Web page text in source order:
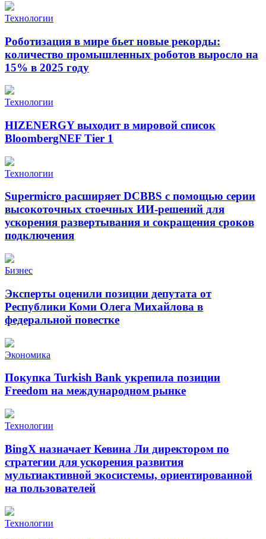
Технологии
Роботизация в мире бьет новые рекорды:
количество промышленных роботов выросло на
15% в 2025 году
Технологии
HIZENERGY выходит в мировой список
BloombergNEF Tier 1
Технологии
Supermicro расширяет DCBBS с помощью серии
высокоточных стоечных ИИ-решений для
ускорения развертывания и сокращения сроков
подключения
Бизнес
Эксперты оценили позиции депутата от
Республики Коми Олега Михайлова в
федеральной повестке
Экономика
Покупка Turkish Bank укрепила позиции
Freedom на международном рынке
Технологии
BingX назначает Кевина Ли директором по
стратегии для ускорения развития
мультиактивной экосистемы, ориентированной
на пользователей
Технологии